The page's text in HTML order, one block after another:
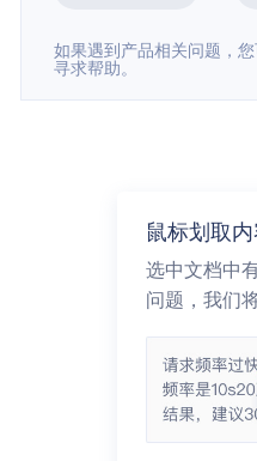
如果遇到产品相关问题，
寻求帮助。
鼠标划取
选中文档中
问题，我们